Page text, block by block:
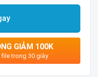
True
chuẩn seo,
rất chuyên nghiệp.
GIẢM 100K
trong 30 giây